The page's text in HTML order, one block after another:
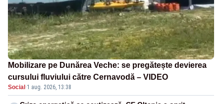
Mobilizare pe Dunărea Veche: se pregătește devierea
cursului fluviului către Cernavodă – VIDEO
Social ·1 aug. 2026, 13:38